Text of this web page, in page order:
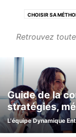
CHOISIR SA
Retrouvez
Guide de la
stratégies,
L'équipe Dynamique